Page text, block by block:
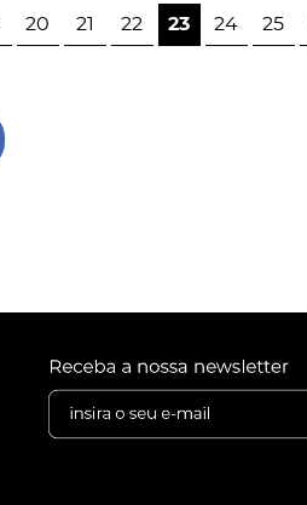
20 21 22 23 24 25